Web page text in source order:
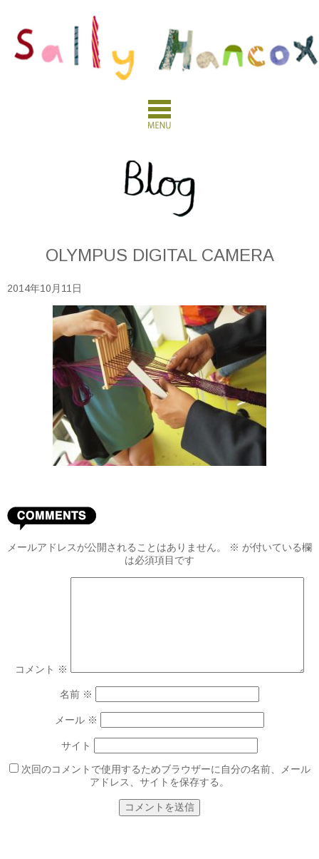
OLYMPUS DIGITAL CAMERA
2014年10月11日
メールアドレスが公開されることはありません。 ※ が付いている欄
は必須項目です
コメント ※
名前 ※
メール ※
サイト
次回のコメントで使用するためブラウザーに自分の名前、メール
アドレス、サイトを保存する。